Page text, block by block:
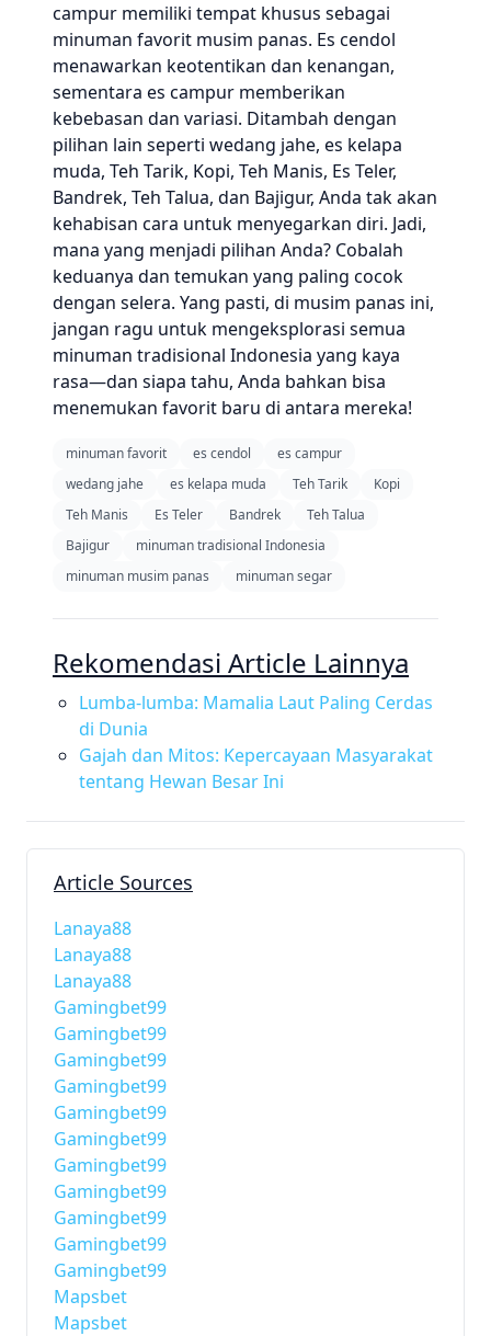
campur memiliki tempat khusus sebagai
minuman favorit musim panas. Es cendol
menawarkan keotentikan dan kenangan,
sementara es campur memberikan
kebebasan dan variasi. Ditambah dengan
pilihan lain seperti wedang jahe, es kelapa
muda, Teh Tarik, Kopi, Teh Manis, Es Teler,
Bandrek, Teh Talua, dan Bajigur, Anda tak akan
kehabisan cara untuk menyegarkan diri. Jadi,
mana yang menjadi pilihan Anda? Cobalah
keduanya dan temukan yang paling cocok
dengan selera. Yang pasti, di musim panas ini,
jangan ragu untuk mengeksplorasi semua
minuman tradisional Indonesia yang kaya
rasa—dan siapa tahu, Anda bahkan bisa
menemukan favorit baru di antara mereka!
minuman favorit es cendol
es campur
wedang jahe
es kelapa muda Teh Tarik
Kopi
Teh Manis
Es Teler Bandrek
Teh Talua
Bajigur
minuman tradisional Indonesia
minuman musim panas
minuman segar
Rekomendasi Article Lainnya
Lumba-lumba: Mamalia Laut Paling Cerdas
di Dunia
Gajah dan Mitos: Kepercayaan Masyarakat
tentang Hewan Besar Ini
Article Sources
Lanaya88
Lanaya88
Lanaya88
Gamingbet99
Gamingbet99
Gamingbet99
Gamingbet99
Gamingbet99
Gamingbet99
Gamingbet99
Gamingbet99
Gamingbet99
Gamingbet99
Gamingbet99
Mapsbet
Mapsbet